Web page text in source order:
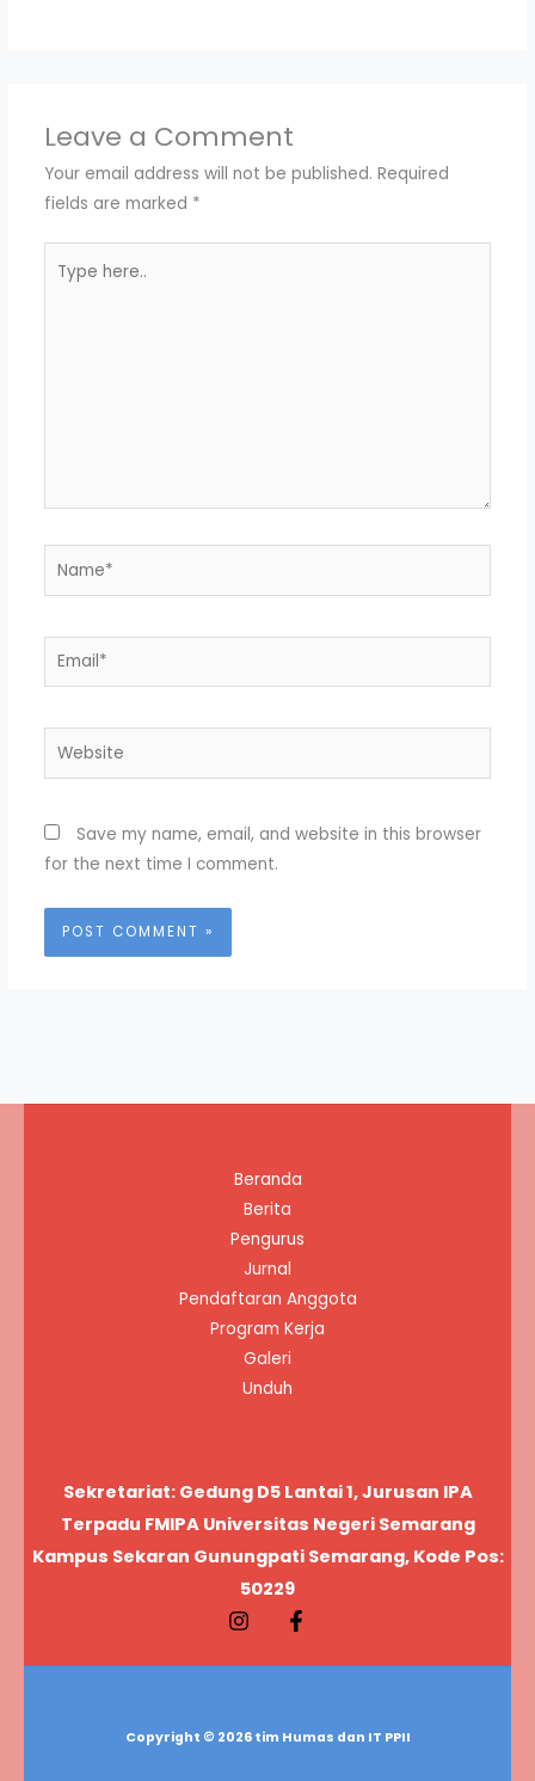
Leave a Comment
Your email address will not be published. Required
fields are marked *
here..
Name*
Email*
Website
Save my name, email, and website in this browser
for the next time I comment.
Beranda
Berita
Pengurus
Jurnal
Pendaftaran Anggota
Program Kerja
Galeri
Unduh
Sekretariat: Gedung D5 Lantai 1, Jurusan IPA
Terpadu FMIPA Universitas Negeri Semarang
Kampus Sekaran Gunungpati Semarang, Kode Pos:
50229
Copyright © 2026 tim Humas dan IT PPII